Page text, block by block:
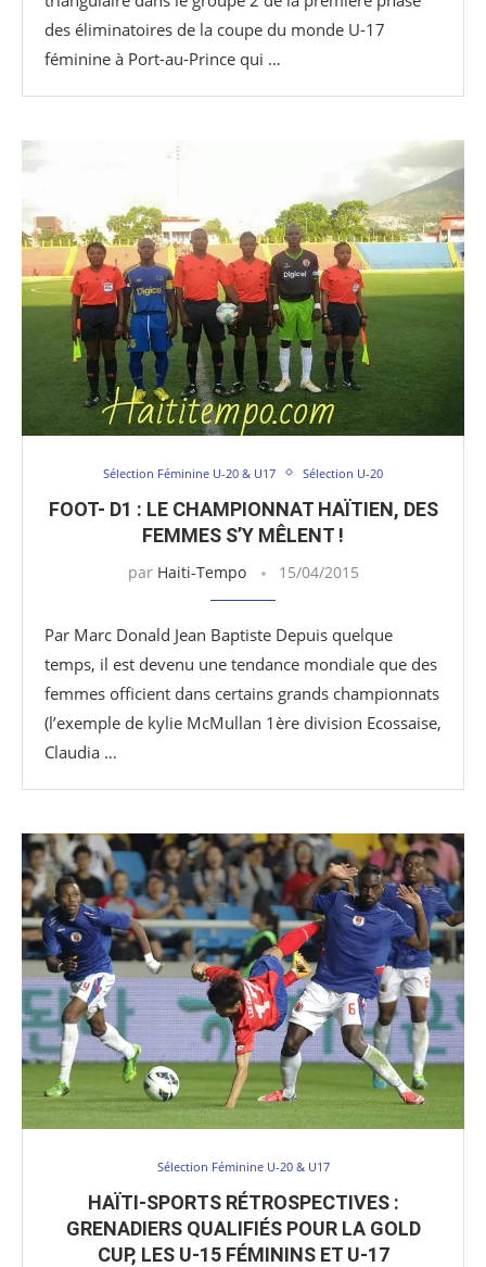
des éliminatoires de la coupe du monde U-17
féminine à Port-au-Prince qui …
Sélection Féminine U-20 & U17 Sélection U-20
FOOT- D1 : LE CHAMPIONNAT HAÏTIEN, DES
FEMMES S’Y MÊLENT !
par Haiti-Tempo 15/04/2015
Par Marc Donald Jean Baptiste Depuis quelque
temps, il est devenu une tendance mondiale que des
femmes officient dans certains grands championnats
(l’exemple de kylie McMullan 1ère division Ecossaise,
Claudia …
Sélection Féminine U-20 & U17
HAÏTI-SPORTS RÉTROSPECTIVES :
GRENADIERS QUALIFIÉS POUR LA GOLD
CUP, LES U-15 FÉMININS ET U-17